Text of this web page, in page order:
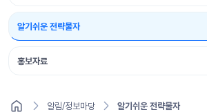
알기쉬운 전략물자
홍보자료
알림/정보마당 알기쉬운 전략물자